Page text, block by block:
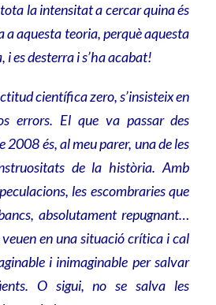
la intensitat a cercar quina és
a aquesta teoria, perquè aquesta
i es desterra i s’ha acabat!
científica zero, s’insisteix en
errors. El que va passar des
2008 és, al meu parer, una de les
de la història. Amb
les escombraries que
absolutament repugnant…
veuen en una situació crítica i cal
i inimaginable per salvar
O sigui, no se salva les